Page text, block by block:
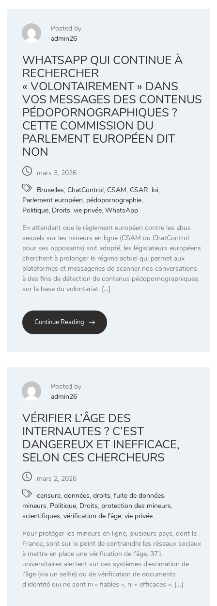
Posted by
admin26
WHATSAPP QUI CONTINUE À
RECHERCHER
« VOLONTAIREMENT » DANS
VOS MESSAGES DES CONTENUS
PÉDOPORNOGRAPHIQUES ?
CETTE COMMISSION DU
PARLEMENT EUROPÉEN DIT
NON
mars 3, 2026
Bruxelles, ChatControl, CSAM, CSAR, loi,
Parlement européen, pédopornographie,
Politique, Droits, vie privée, WhatsApp
En attendant que le règlement européen contre les abus
sexuels sur les mineurs en ligne (CSAM ou ChatControl
pour ses opposants) soit adopté, les législateurs européens
cherchent à prolonger le régime actuel qui permet aux
plateformes et messageries de scanner nos conversations
à des fins de détection de contenus pédopornographiques,
sur la base du volontariat. […]
Continue Reading
Posted by
admin26
VÉRIFIER L’ÂGE DES
INTERNAUTES ? C’EST
DANGEREUX ET INEFFICACE,
SELON CES CHERCHEURS
mars 2, 2026
censure, données, droits, fuite de données,
mineurs, Politique, Droits, protection des mineurs,
scientifiques, vérification de l'âge, vie privée
Pour protéger les mineurs en ligne, plusieurs pays, dont la
France, sont sur le point de contraindre les réseaux sociaux
à mettre en place une vérification de l’âge. 371
universitaires alertent sur ces systèmes d’estimation de
l’âge (via un selfie) ou de vérification de documents
d’identité qui ne sont ni « fiables », ni « efficaces ». […]